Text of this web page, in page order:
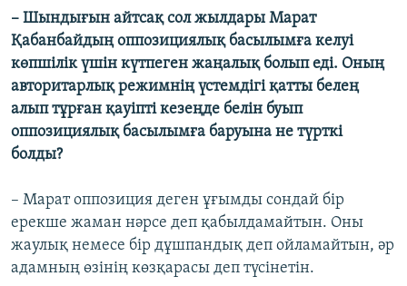
– Шындығын айтсақ сол жылдары Марат
Қабанбайдың оппозициялық басылымға келуі
көпшілік үшін күтпеген жаңалық болып еді. Оның
авторитарлық режимнің үстемдігі қатты белең
алып тұрған қауіпті кезеңде белін буып
оппозициялық басылымға баруына не түрткі
болды?
– Марат оппозиция деген ұғымды сондай бір
ерекше жаман нәрсе деп қабылдамайтын. Оны
жаулық немесе бір дұшпандық деп ойламайтын, әр
адамның өзінің көзқарасы деп түсінетін.